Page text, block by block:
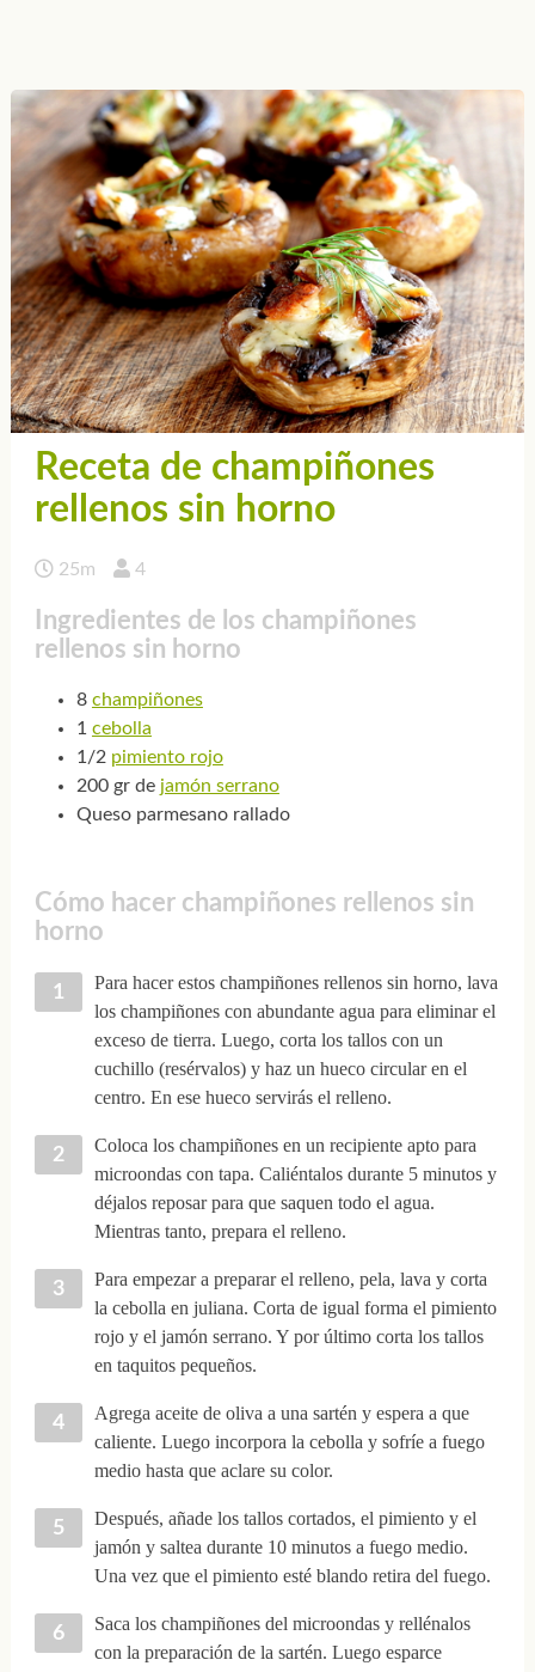
Receta de champiñones
rellenos sin horno
25m 4
Ingredientes de los champiñones
rellenos sin horno
8 champiñones
1 cebolla
1/2 pimiento rojo
200 gr de jamón serrano
Queso parmesano rallado
Cómo hacer champiñones rellenos sin
horno
Para hacer estos champiñones rellenos sin horno, lava
los champiñones con abundante agua para eliminar el
exceso de tierra. Luego, corta los tallos con un
cuchillo (resérvalos) y haz un hueco circular en el
centro. En ese hueco servirás el relleno.
Coloca los champiñones en un recipiente apto para
microondas con tapa. Caliéntalos durante 5 minutos y
déjalos reposar para que saquen todo el agua.
Mientras tanto, prepara el relleno.
Para empezar a preparar el relleno, pela, lava y corta
la cebolla en juliana. Corta de igual forma el pimiento
rojo y el jamón serrano. Y por último corta los tallos
en taquitos pequeños.
Agrega aceite de oliva a una sartén y espera a que
caliente. Luego incorpora la cebolla y sofríe a fuego
medio hasta que aclare su color.
Después, añade los tallos cortados, el pimiento y el
jamón y saltea durante 10 minutos a fuego medio.
Una vez que el pimiento esté blando retira del fuego.
Saca los champiñones del microondas y rellénalos
con la preparación de la sartén. Luego esparce